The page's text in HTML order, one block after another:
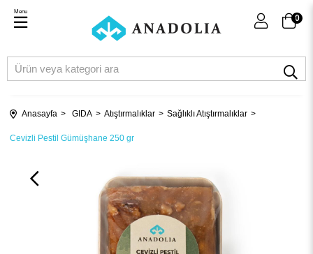
0
Menu
Anasayfa GIDA Atıştırmalıklar Sağlıklı Atıştırmalıklar
Cevizli Pestil Gümüşhane 250 gr